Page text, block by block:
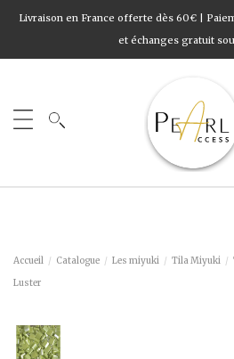
Livraison en France offerte dès 60€ |
et échanges gratuit
Accueil Catalogue Les miyuki Tila Miyuki
Luster